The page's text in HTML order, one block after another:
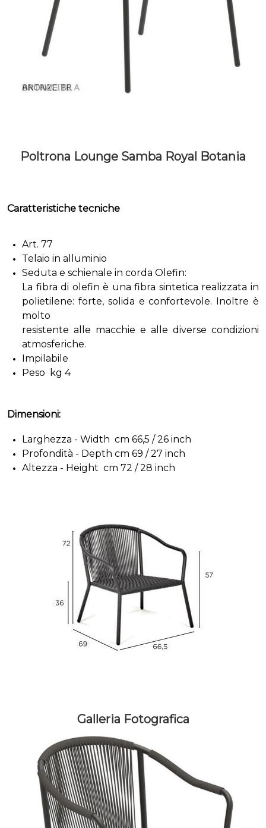
Poltrona Lounge Samba Royal Botania
Caratteristiche tecniche
Art. 77
Telaio in alluminio
Seduta e schienale in corda Olefin:
La fibra di olefin è una fibra sintetica realizzata in
polietilene: forte, solida e confortevole. Inoltre è
molto
resistente alle macchie e alle diverse condizioni
atmosferiche.
Impilabile
Peso kg 4
Dimensioni:
Larghezza - Width cm 66,5 / 26 inch
Profondità - Depth cm 69 / 27 inch
Altezza - Height cm 72 / 28 inch
Galleria Fotografica